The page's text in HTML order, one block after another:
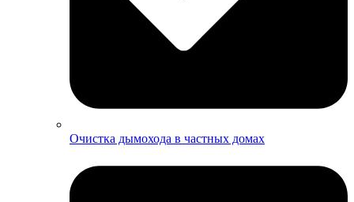
Очистка дымохода в частных домах